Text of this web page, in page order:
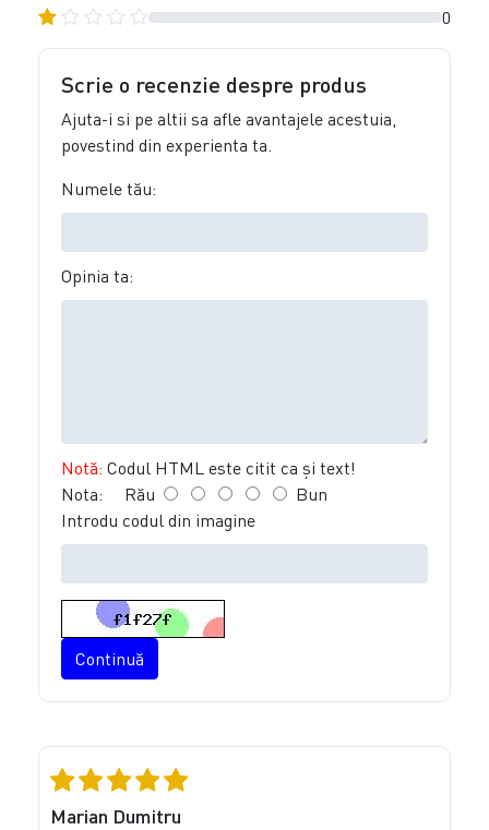
0
Scrie o recenzie despre produs
Ajuta-i si pe altii sa afle avantajele acestuia,
povestind din experienta ta.
Numele tău:
Opinia ta:
Notă: Codul HTML este citit ca şi text!
Nota: Rău
Bun
Introdu codul din imagine
Continuă
Marian Dumitru